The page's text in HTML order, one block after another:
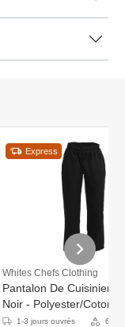
Express
Whites Chefs Clothing
Pantalon De Cuisinier
Noir - Polyester/Coton -
Disponibles En 6 Tailles
1-3 jours ouvrés 6